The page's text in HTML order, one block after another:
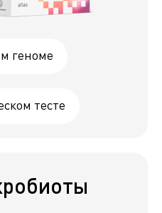
геноме
тесте